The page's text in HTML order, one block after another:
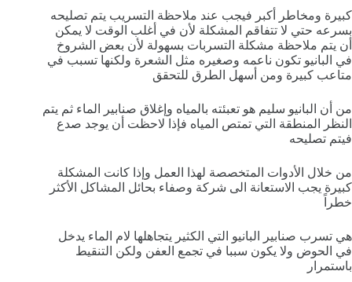
كبيرة ومخاطر أكبر فيجب عند ملاحظة التسريب يتم تصليحه
بسرعه حتي لا تتفاقم المشكلة لأن في أغلب الوقت لا يمكن
أن يتم ملاحظة مشكلة التسربات بسهولة لأن بعض الشروخ
في البانيو تكون ناعمه وصغيره مثل الشعرة ولكنها تسبب في
متاعب كبيرة ومن أسهل الطرق للتحقق
من أن البانيو سليم هو تعبئته بالمياه وإغلاق صنابير الماء ثم يتم
النظر المنطقة التي تمتص المياه فإذا لاحظت أن يوجد صدع
فيتم تصليحه
من خلال الأدوات المتخصصة لهذا العمل وإذا كانت المشكلة
كبيرة يجب الاستعانة الى شركة وصفاء بحائل المشاكل الأكثر
خطراً
هي تسرب صنابير البانيو التي الكثير يتجاهلها لام الماء يدخل
في الحوض ولا يكون سببا في تجمع العفن ولكن التنقيط
باستمرار